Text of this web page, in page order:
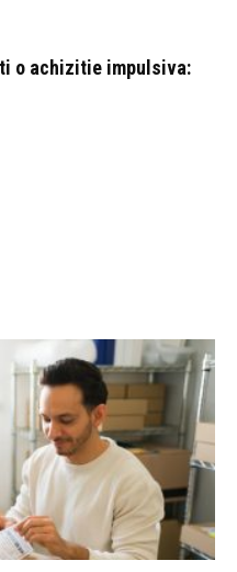
o achizitie impulsiva: